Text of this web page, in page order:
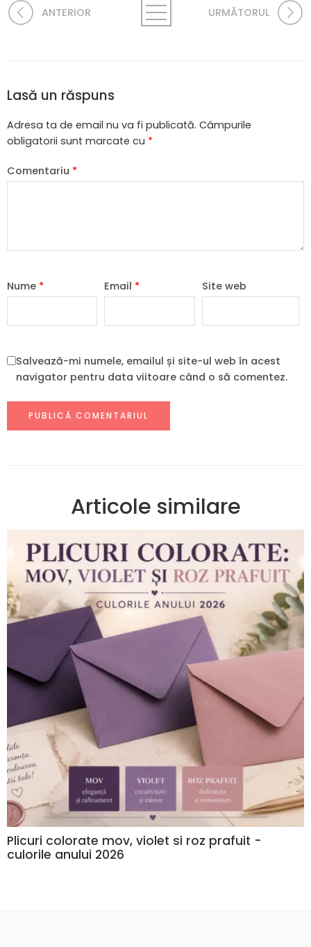
ANTERIOR URMĂTORUL
Lasă un răspuns
Adresa ta de email nu va fi publicată. Câmpurile
obligatorii sunt marcate cu *
Comentariu *
Nume * Email * Site web
Salvează-mi numele, emailul și site-ul web în acest
navigator pentru data viitoare când o să comentez.
Articole similare
Plicuri colorate mov, violet si roz prafuit -
culorile anului 2026